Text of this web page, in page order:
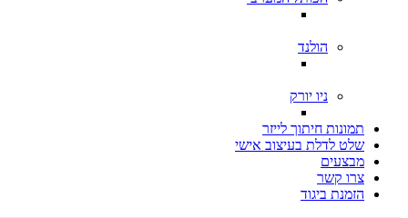
הולנד
ניו יורק
תמונות חיתוך לייזר
שלט לדלת בעיצוב אישי
מבצעים
צרו קשר
הזמנת ביגוד